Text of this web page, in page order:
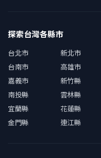
探索台灣各縣市
台北市 新北市
台南市
高雄市
嘉義市
新竹縣
南投縣
雲林縣
宜蘭縣
花蓮縣
金門縣
連江縣